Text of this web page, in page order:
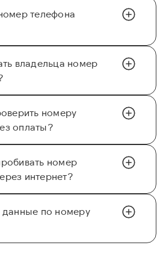
телефона
владельца номер
номеру
оплаты?
номер
интернет?
данные по номеру